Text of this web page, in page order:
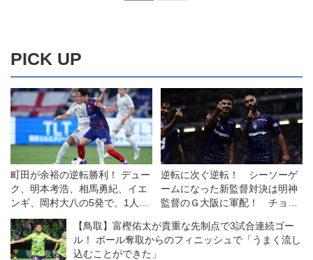
PICK UP
町田が余裕の逆転勝利！ デュー
ク、明本考浩、相馬勇紀、イエ
ンギ、岡村大八の5発で、1人少
ないFC東京をひっくり返す◎J1
第1節
逆転に次ぐ逆転！ シーソーゲ
ームになった新監督対決は明神
監督のＧ大阪に軍配！ チョウ
中、意欲を示すも一歩及ばず
◎J１開幕戦
【鳥取】富樫佑太が貴重な先制点で3試合連続ゴー
ル！ ボール奪取からのフィニッシュで「うまく流し
込むことができた」